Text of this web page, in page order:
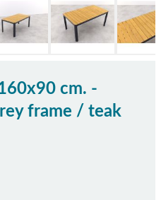
cm. -
frame / teak